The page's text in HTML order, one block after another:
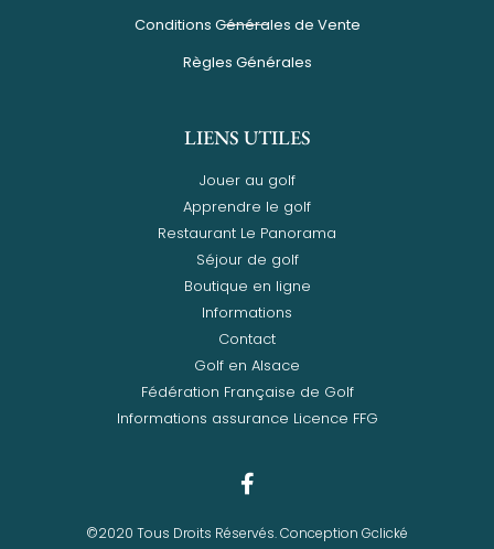
Conditions Générales de Vente
Règles Générales
LIENS UTILES
Jouer au golf
Apprendre le golf
Restaurant Le Panorama
Séjour de golf
Boutique en ligne
Informations
Contact
Golf en Alsace
Fédération Française de Golf
Informations assurance Licence FFG
©2020 Tous Droits Réservés. Conception Gclické